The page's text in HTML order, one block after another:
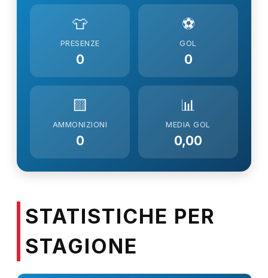
👕
PRESENZE
0
⚽
GOL
0
🟨
AMMONIZIONI
0
📊
MEDIA GOL
0,00
STATISTICHE PER
STAGIONE